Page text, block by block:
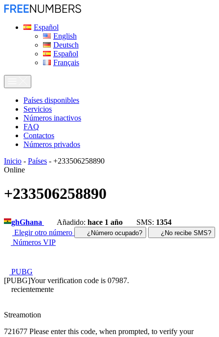
Español
English
Deutsch
Español
Français
Países disponibles
Servicios
Números inactivos
FAQ
Contactos
Números privados
Inicio - Países - +233506258890
Online
+233506258890
ghGhana Añadido: hace 1 año SMS: 1354
Elegir otro número
¿Número ocupado? ¿No recibe SMS?
Números VIP
PUBG
[PUBG]Your verification code is 07987.
recientemente
Streamotion
721677 Please enter this code, when prompted, to verify your